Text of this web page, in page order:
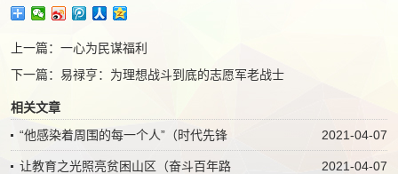
上一篇： 一心为民谋福利
下一篇： 易禄亨：为理想战斗到底的志愿军老战士
相关文章
2021-04-07
“他感染着周围的每一个人”（时代先锋
2021-04-07
让教育之光照亮贫困山区（奋斗百年路